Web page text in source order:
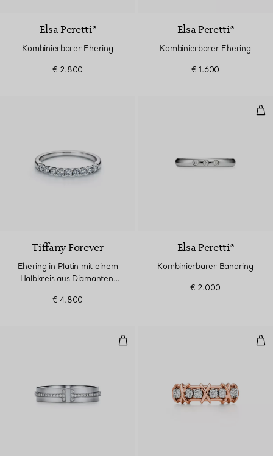
Elsa Peretti®
Kombinierbarer Ehering
€ 2.800
Elsa Peretti®
Kombinierbarer Ehering
€ 1.600
Tiffany Forever
Ehering in Platin mit einem
Halbkreis aus Diamanten,
€ 4.800
Elsa Peretti®
Kombinierbarer Bandring
€ 2.000
Schmaler Diamantring in